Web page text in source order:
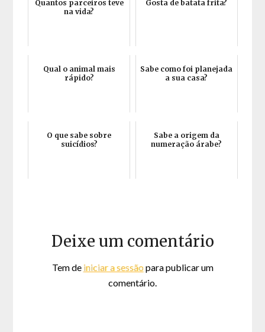
Quantos parceiros teve
na vida?
Gosta de batata frita?
Qual o animal mais
rápido?
Sabe como foi planejada
a sua casa?
O que sabe sobre
suicídios?
Sabe a origem da
numeração árabe?
Deixe um comentário
Tem de iniciar a sessão para publicar um
comentário.